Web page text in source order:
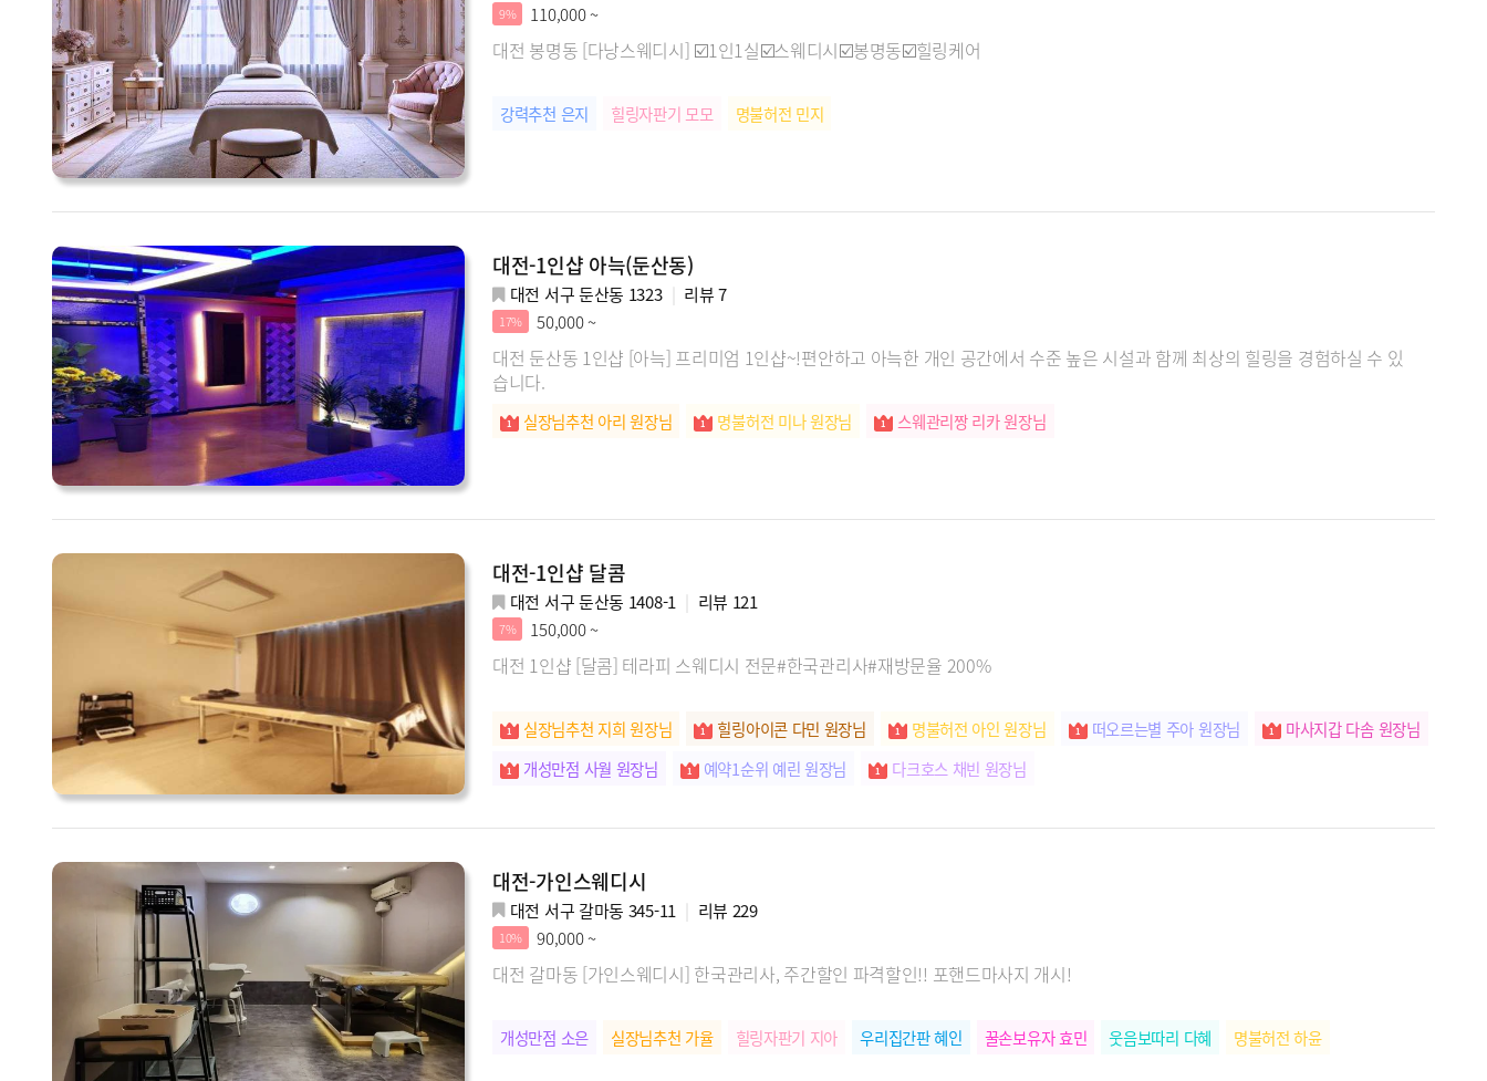
9% 110,000 ~
대전 봉명동 [다낭스웨디시] ☑️1인1실☑️스웨디시☑️봉명동☑️힐링케어
강력추천 은지 힐링자판기 모모 명불허전 민지
대전-1인샵 아늑(둔산동)
대전 서구 둔산동 1323 리뷰7
17% 50,000 ~
대전 둔산동 1인샵 [아늑] 프리미엄 1인샵~!편안하고 아늑한 개인 공간에서 수준 높은 시설과 함께 최상의 힐링을 경험하실 수 있
습니다.
실장님추천 아리 원장님 명불허전 미나 원장님 스웨관리짱 리카 원장님
대전-1인샵 달콤
대전 서구 둔산동 1408-1 리뷰 121
7% 150,000 ~
대전 1인샵 [달콤] 테라피 스웨디시 전문#한국관리사#재방문율 200%
실장님추천 지희 원장님 힐링아이콘 다민 원장님 명불허전 아인 원장님 떠오르는별 주아 원장님
마사지갑 다솜 원장님
개성만점 사월 원장님
예약1순위 예린 원장님 다크호스 채빈 원장님
대전-가인스웨디시
대전 서구 갈마동 345-11 리뷰 229
10% 90,000 ~
대전 갈마동 [가인스웨디시] 한국관리사, 주간할인 파격할인!! 포핸드마사지 개시!
개성만점 소은 실장님추천 가율 힐링자판기 지아 우리집간판 혜인 꿀손보유자 효민 웃음보따리 다혜 명불허전 하윤